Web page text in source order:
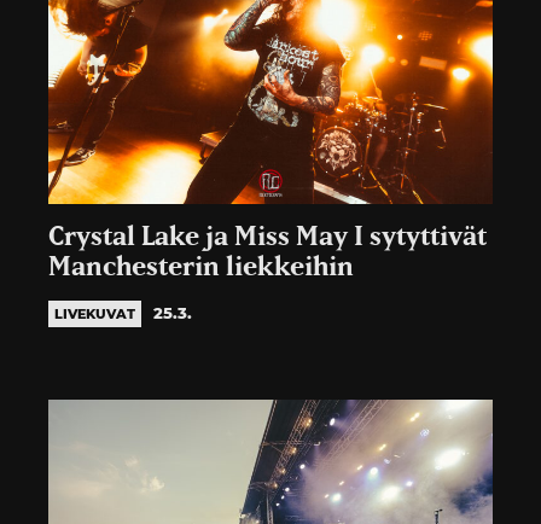
Crystal Lake ja Miss May I sytyttivät
Manchesterin liekkeihin
LIVEKUVAT 25.3.